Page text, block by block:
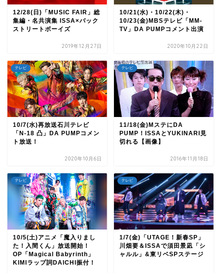
12/28(日)「MUSIC FAIR」総
集編・名共演集 ISSA×バック
ストリートボーイズ
2019年12月27日
10/21(水)・10/22(木)・
10/23(金)MBSテレビ「MM-
TV」DA PUMPコメント出演
2020年10月22日
テレビ
10/7(水)再放送石川テレビ
「N-18 凸」DA PUMPコメン
ト放送！
2020年10月6日
テレビ
11/18(金)MステにDA
PUMP！ISSAとYUKINARI見
切れる【画像】
2016年11月18日
テレビ
10/5(土)アニメ「魔入りまし
た！入間くん」放送開始！
OP「Magical Babyrinth」
KIMIラップ詞DAICHI振付！
テレビ
1/7(金)「UTAGE！新春SP」
川畑要＆ISSAで須田景凪「シ
ャルル」&東リベSPステージ